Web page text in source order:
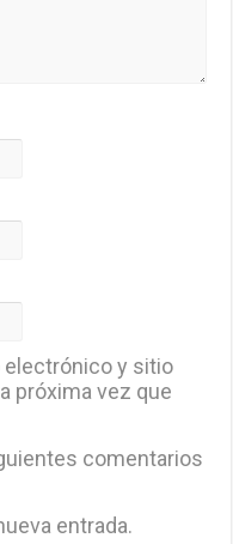
electrónico y sitio
próxima vez que
comentarios
entrada.